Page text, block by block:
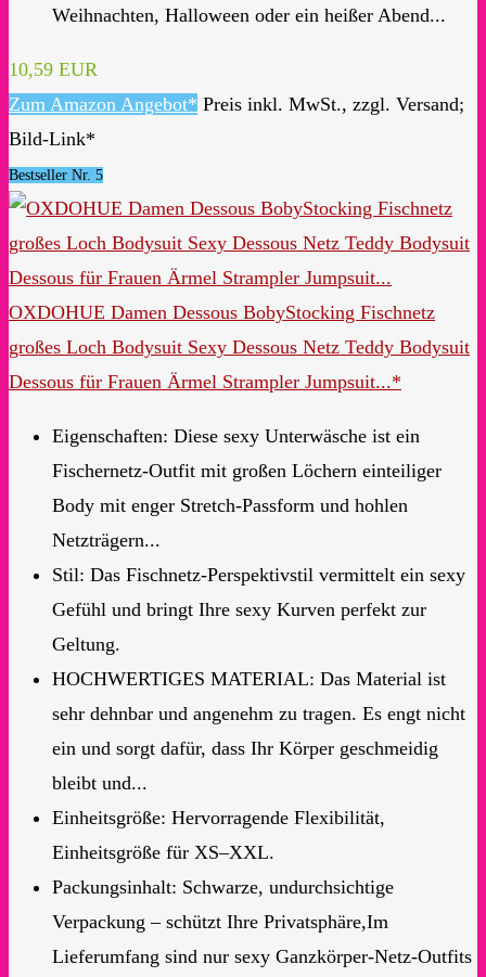
Weihnachten, Halloween oder ein heißer Abend...
10,59 EUR
Zum Amazon Angebot* Preis inkl. MwSt., zzgl. Versand;
Bild-Link*
Bestseller Nr. 5
OXDOHUE Damen Dessous BobyStocking Fischnetz
großes Loch Bodysuit Sexy Dessous Netz Teddy Bodysuit
Dessous für Frauen Ärmel Strampler Jumpsuit...*
Eigenschaften: Diese sexy Unterwäsche ist ein
Fischernetz-Outfit mit großen Löchern einteiliger
Body mit enger Stretch-Passform und hohlen
Netzträgern...
Stil: Das Fischnetz-Perspektivstil vermittelt ein sexy
Gefühl und bringt Ihre sexy Kurven perfekt zur
Geltung.
HOCHWERTIGES MATERIAL: Das Material ist
sehr dehnbar und angenehm zu tragen. Es engt nicht
ein und sorgt dafür, dass Ihr Körper geschmeidig
bleibt und...
Einheitsgröße: Hervorragende Flexibilität,
Einheitsgröße für XS–XXL.
Packungsinhalt: Schwarze, undurchsichtige
Verpackung – schützt Ihre Privatsphäre,Im
Lieferumfang sind nur sexy Ganzkörper-Netz-Outfits